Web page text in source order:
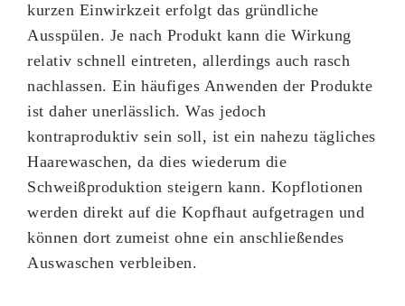
kurzen Einwirkzeit erfolgt das gründliche
Ausspülen. Je nach Produkt kann die Wirkung
relativ schnell eintreten, allerdings auch rasch
nachlassen. Ein häufiges Anwenden der Produkte
ist daher unerlässlich. Was jedoch
kontraproduktiv sein soll, ist ein nahezu tägliches
Haarewaschen, da dies wiederum die
Schweißproduktion steigern kann. Kopflotionen
werden direkt auf die Kopfhaut aufgetragen und
können dort zumeist ohne ein anschließendes
Auswaschen verbleiben.